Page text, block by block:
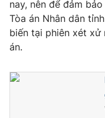
VTV4
VTV9
nay, nên để đảm
Tòa án Nhân dân
biến tại phiên xét
án.